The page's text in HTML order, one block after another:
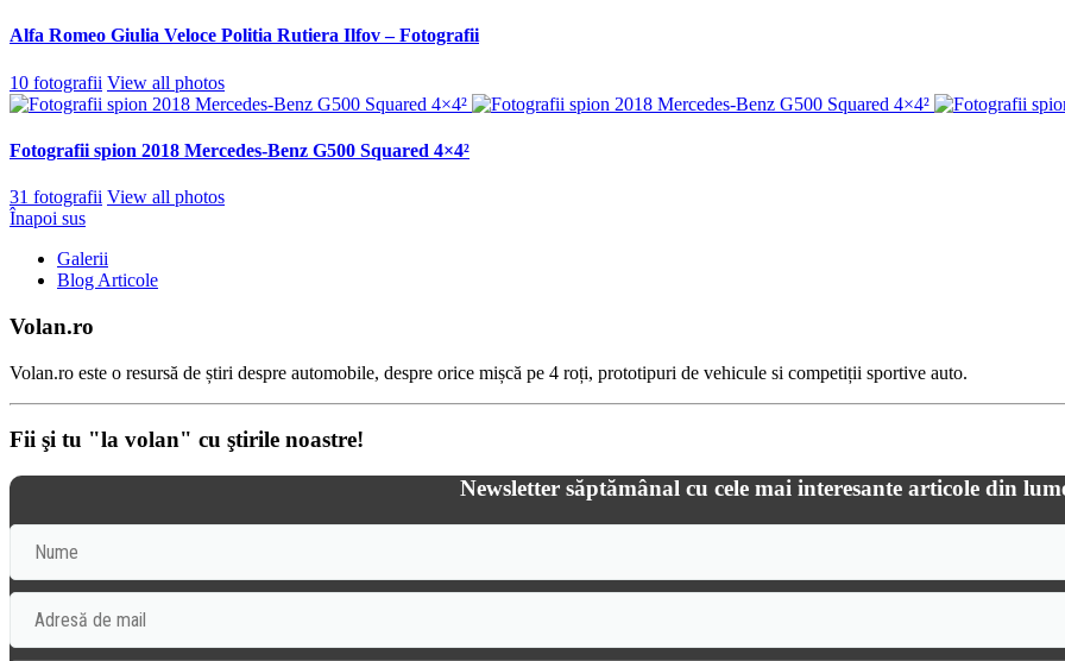
Alfa Romeo Giulia Veloce Politia Rutiera Ilfov – Fotografii
10 fotografii View all photos
Fotografii spion 2018 Mercedes-Benz G500 Squared 4×4²
31 fotografii View all photos
Înapoi sus
Galerii
Blog Articole
Volan.ro
Volan.ro este o resursă de știri despre automobile, despre orice mișcă pe 4 roți, prototipuri de vehicule si competiții sportive auto.
Fii şi tu "la volan" cu ştirile noastre!
Newsletter săptămânal cu cele mai interesante articole din